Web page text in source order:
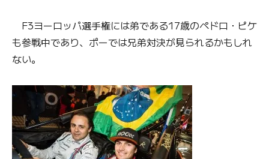
F3ヨーロッパ選手権には弟である17歳のペドロ・ピケ
も参戦中であり、ポーでは兄弟対決が見られるかもしれ
ない。